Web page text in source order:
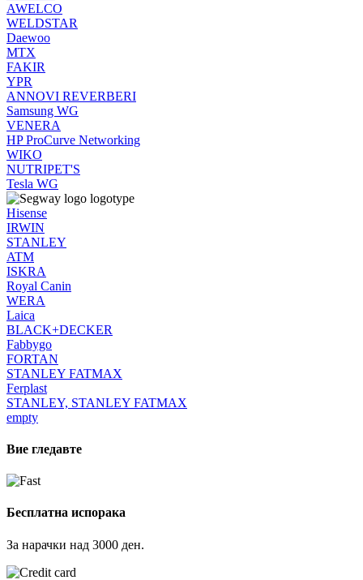
AWELCO
WELDSTAR
Daewoo
MTX
FAKIR
YPR
ANNOVI REVERBERI
Samsung WG
VENERA
HP ProCurve Networking
WIKO
NUTRIPET'S
Tesla WG
Hisense
IRWIN
STANLEY
ATM
ISKRA
Royal Canin
WERA
Laica
BLACK+DECKER
Fabbygo
FORTAN
STANLEY FATMAX
Ferplast
STANLEY, STANLEY FATMAX
empty
Вие гледавте
Бесплатна испорака
За нарачки над 3000 ден.